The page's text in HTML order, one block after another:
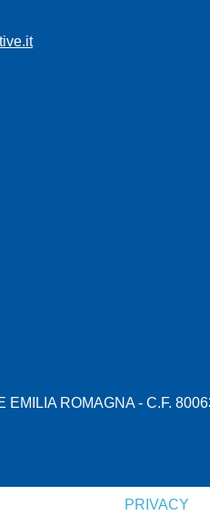
ROMAGNA - C.F.
PRIVACY